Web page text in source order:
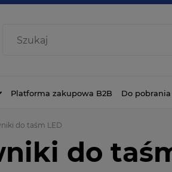
Platforma zakupowa B2B Do pobrania
do taśm LED
do